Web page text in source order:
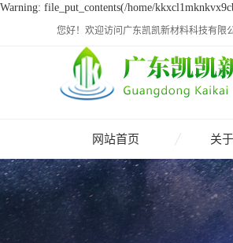
Warning: file_put_contents(/home/
您好！欢迎访问广东凯凯新材料科技有限
网站首页 关